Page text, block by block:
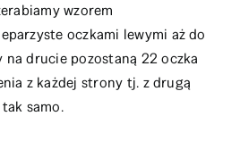
wzorem
oczkami lewymi aż do
drucie pozostaną 22 oczka
z każdej strony tj. z drugą
samo.